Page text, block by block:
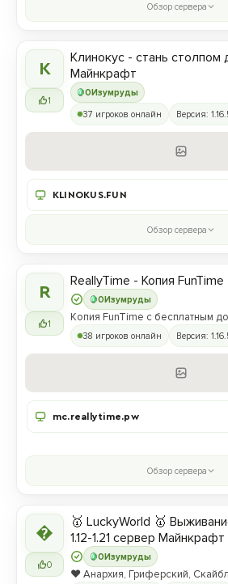
Обзор сервера
К
1
0Изумруды
Клинокус - стань столпом
Майнкрафт
37 игроков онлайн Версия:
KLINOKUS.FUN
Обзор сервера
R
1
0Изумруды
ReallyTime - Копия FunTime
Копия FunTime с бесплатным
38 игроков онлайн Версия:
mc.reallytime.pw
Обзор сервера

0
0Изумруды
🥇 LuckyWorld 🥇
1.12-1.21 сервер Майнкрафт
❤️ Анархия, Гриферский,